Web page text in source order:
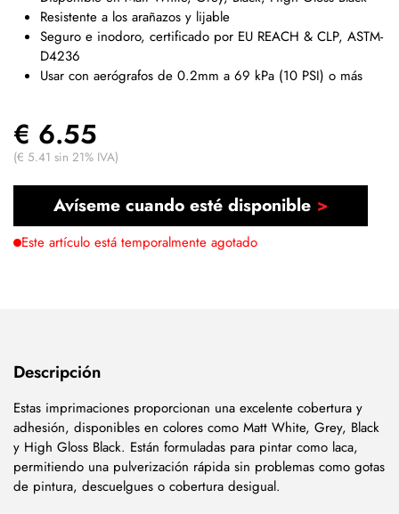
Resistente a los arañazos y lijable
Seguro e inodoro, certificado por EU REACH & CLP, ASTM-
D4236
Usar con aerógrafos de 0.2mm a 69 kPa (10 PSI) o más
€ 6.55
(€ 5.41 sin 21% IVA)
Avíseme cuando esté disponible
Este artículo está temporalmente agotado
Descripción
Estas imprimaciones proporcionan una excelente cobertura y
adhesión, disponibles en colores como Matt White, Grey, Black
y High Gloss Black. Están formuladas para pintar como laca,
permitiendo una pulverización rápida sin problemas como gotas
de pintura, descuelgues o cobertura desigual.